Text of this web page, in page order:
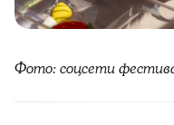
Фото: соцсети